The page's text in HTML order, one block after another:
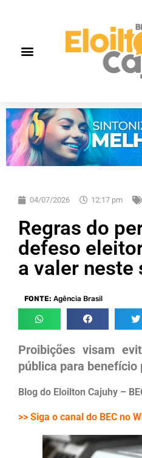
04/07/2026 12:17 pm
Regras do
defeso
a valer neste
FONTE: Agência Brasil
Proibições visam
pública para benefício
Blog do Eloilton Cajuhy –
>> Siga o canal do BEC no